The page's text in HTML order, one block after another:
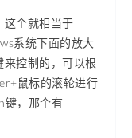
这个就相当于
系统下面的放大
控制的，可以根
鼠标的滚轮进行
键，那个有